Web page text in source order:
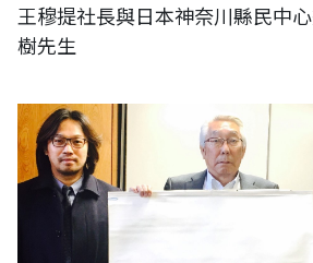
王穆提社長與日本神奈川縣民中
樹先生
日本東京都町田市文化・國際交流財團理事長
京都町田市副市長）